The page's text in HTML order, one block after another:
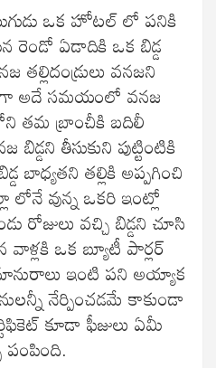
ఒక హోటల్ లో పనికి
రెండో ఏడాదికి ఒక బిడ్డ
తల్లిదండ్రులు వనజని
అదే సమయంలో వనజ
తమ బ్రాంచీకి బదిలీ
తీసుకుని పుట్టింటికి
బాధ్యతని తల్లికి అప్పగించి
లోనే వున్న ఒకరి ఇంట్లో
రోజులు వచ్చి బిడ్డని చూసి
వాళ్లకి ఒక బ్యూటీ పార్లర్
ఇంటి పని అయ్యాక
నేర్పించడమే కాకుండా
కూడా ఫీజులు ఏమీ
పంపింది.